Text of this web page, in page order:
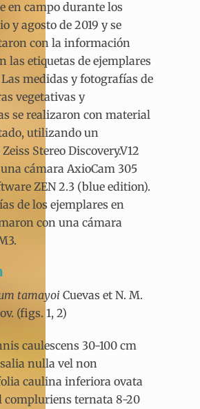
en campo durante los
y agosto de 2019 y se
con la información
las etiquetas de ejemplares
medidas y fotografías de
vegetativas y
se realizaron con material
utilizando un
Stereo Discovery.V12
cámara AxioCam 305
ZEN 2.3 (blue edition).
de los ejemplares en
con una cámara
tamayoi Cuevas et N. M.
(figs. 1, 2)
caulescens 30-100 cm
nulla vel non
caulina inferiora ovata
compluriens ternata 8-20